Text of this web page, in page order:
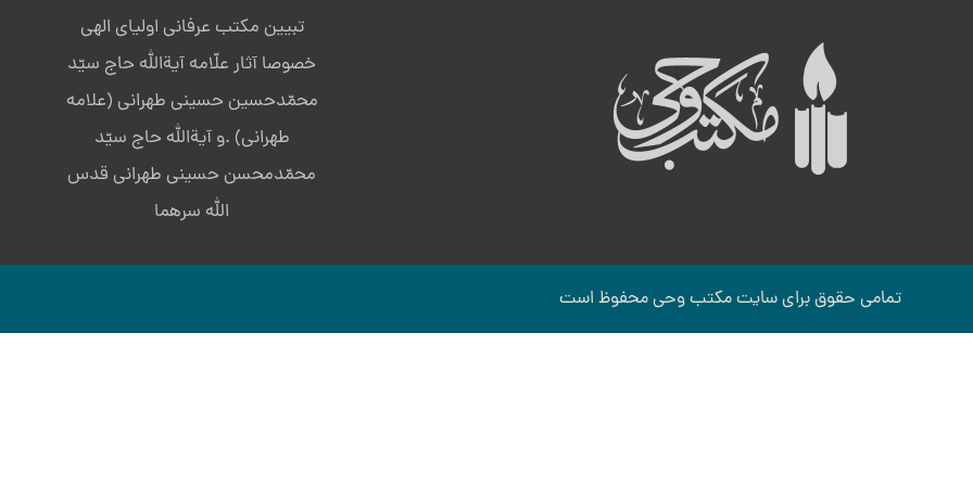
تبیین مکتب عرفانی اولیای الهی
خصوصا آثار علّامه آیةالله حاج سیّد
محمّدحسین حسینی طهرانی (علامه
طهرانی) .و آیةالله حاج سیّد
محمّدمحسن حسینی طهرانی قدس
الله سرهما
تمامی حقوق برای سایت مكتب وحی محفوظ است